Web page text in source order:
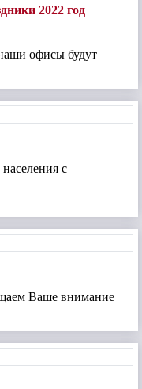
2022 год
офисы будут
с
Ваше внимание